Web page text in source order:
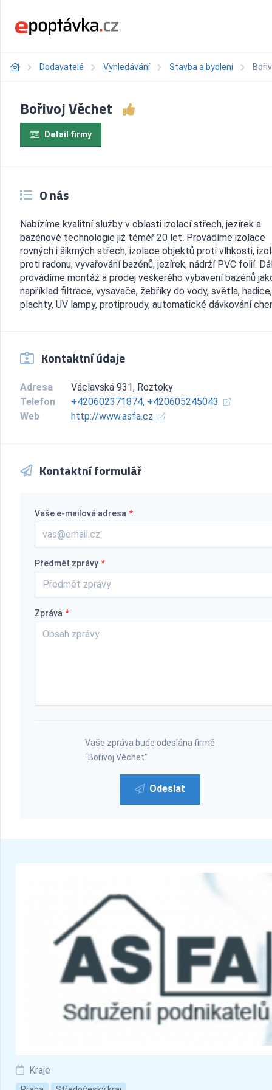
Dodavatelé Vyhledávání Stavba a bydlení
Kraje
Bořivoj Věchet
Detail firmy
O nás
Nabízíme kvalitní služby v oblasti izolací střech, jezírek a
bazénové technologie již téměř 20 let. Provádíme izolace
rovných i šikmých střech, izolace objektů proti vlhkosti,
proti radonu, vyvařování bazénů, jezírek, nádrží PVC folií.
provádíme montáž a prodej veškerého vybavení bazénů
například filtrace, vysavače, žebříky do vody, světla, hadice,
plachty, UV lampy, protiproudy, automatické dávkování
Kontaktní údaje
Adresa
Václavská 931, Roztoky
Telefon
+420602371874, +420605245043
Web
http://www.asfa.cz
Kontaktní formulář
Vaše e-mailová adresa *
Předmět zprávy *
Zpráva *
Vaše zpráva bude odeslána firmě
“Bořivoj Věchet”
Odeslat